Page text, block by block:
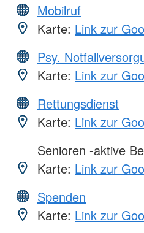
Mobilruf
Karte: Link zur
Psy.
Karte: Link zur
Rettungsdienst
Karte: Link zur
Senioren -aktive
Karte: Link zur
Spenden
Karte: Link zur